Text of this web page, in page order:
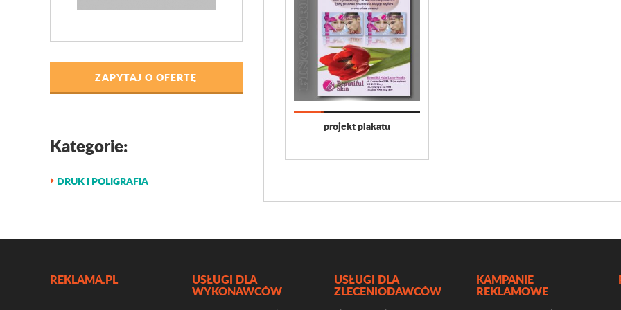
ZAPYTAJ O OFERTĘ
Kategorie:
DRUK I POLIGRAFIA
projekt plakatu
REKLAMA.PL USŁUGI DLA
WYKONAWCÓW
USŁUGI DLA
ZLECENIODAWCÓW
KAMPANIE
REKLAMOWE